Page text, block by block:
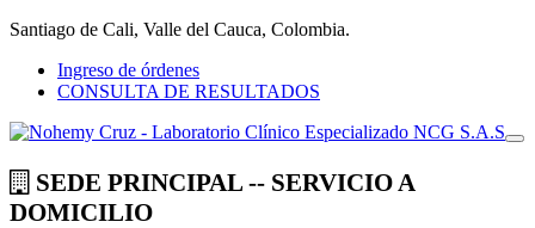
Santiago de Cali, Valle del Cauca, Colombia.
Ingreso de órdenes
CONSULTA DE RESULTADOS
SEDE PRINCIPAL -- SERVICIO A
DOMICILIO